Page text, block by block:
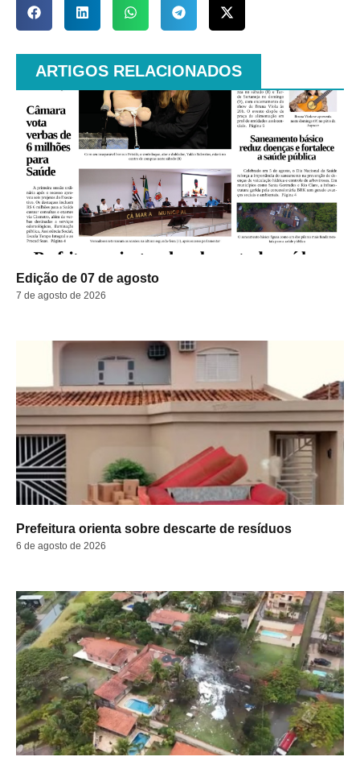
ARTIGOS RELACIONADOS
Edição de 07 de agosto
7 de agosto de 2026
Prefeitura orienta sobre descarte de resíduos
6 de agosto de 2026